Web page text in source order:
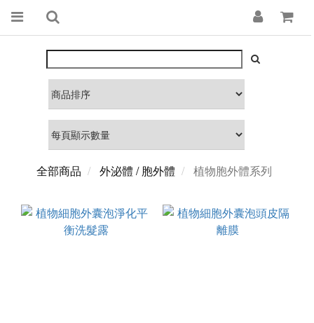
全部商品 外泌體 / 胞外體 植物胞外體系列